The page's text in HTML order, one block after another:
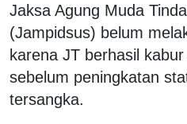
Jaksa Agung Muda
(Jampidsus) belum
karena JT berhasil
sebelum peningkatan
tersangka.